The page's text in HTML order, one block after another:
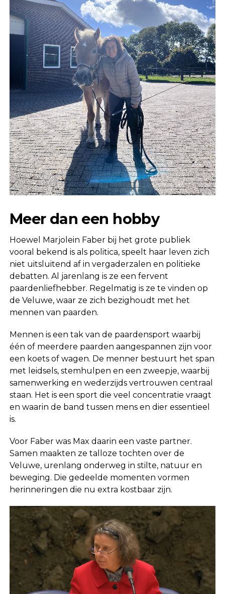
Meer dan een hobby
Hoewel Marjolein Faber bij het grote publiek
vooral bekend is als politica, speelt haar leven zich
niet uitsluitend af in vergaderzalen en politieke
debatten. Al jarenlang is ze een fervent
paardenliefhebber. Regelmatig is ze te vinden op
de Veluwe, waar ze zich bezighoudt met het
mennen van paarden.
Mennen is een tak van de paardensport waarbij
één of meerdere paarden aangespannen zijn voor
een koets of wagen. De menner bestuurt het span
met leidsels, stemhulpen en een zweepje, waarbij
samenwerking en wederzijds vertrouwen centraal
staan. Het is een sport die veel concentratie vraagt
en waarin de band tussen mens en dier essentieel
is.
Voor Faber was Max daarin een vaste partner.
Samen maakten ze talloze tochten over de
Veluwe, urenlang onderweg in stilte, natuur en
beweging. Die gedeelde momenten vormen
herinneringen die nu extra kostbaar zijn.